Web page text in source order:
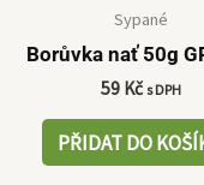
Sypané
Borůvka nať 50g
59 Kč s DPH
PŘIDAT DO